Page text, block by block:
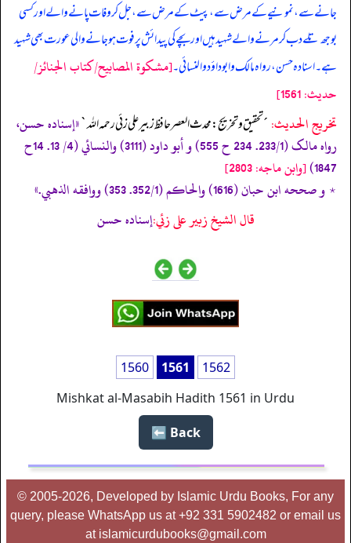
جانے سے، نمونیے کے مرض سے، پیٹ کے مرض سے، جل کر وفات پانے والے اور کسی
بوجھ تلے دب کر مرنے والے شہید ہیں اور بچے کی پیدائش پر فوت ہو جانے والی عورت بھی شہید
ہے۔ اسنادہ حسن، رواہ مالک و ابوداؤد و النسائی۔[مشكوة المصابيح/كتاب الجنائز/
حدیث: 1561]
تخریج الحدیث: ´تحقيق و تخريج: محدث العصر حافظ زبير على زئي رحمه الله`«إسناده حسن،
رواه مالک (233/1. 234 ح 555) و أبو داود (3111) والنسائي (4/ 13. 14ح
1847) [وابن ماجه: 2803]
٭ و صححه ابن حبان (1616) والحاکم (352/1. 353) ووافقه الذهبي.»
قال الشيخ زبير على زئي:إسناده حسن
1560 1561
1562
Mishkat al-Masabih Hadith 1561 in Urdu
Back ⬅️
© 2005-2026, Developed by Islamic Urdu Books, For any
query, please WhatsApp us at +92 331 5902482 or email us
at islamicurdubooks@gmail.com